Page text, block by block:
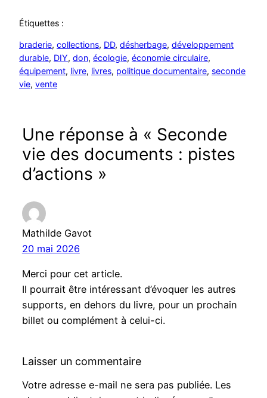
Étiquettes :
braderie, collections, DD, désherbage, développement
durable, DIY, don, écologie, économie circulaire
équipement, livre, livres, politique documentaire, seconde
vie, vente
Une réponse à « Seconde
vie des documents : pistes
d’actions »
Mathilde Gavot
20 mai 2026
Merci pour cet article.
Il pourrait être intéressant d’évoquer les autres
supports, en dehors du livre, pour un prochain
billet ou complément à celui-ci.
Laisser un commentaire
Votre adresse e-mail ne sera pas publiée. Les